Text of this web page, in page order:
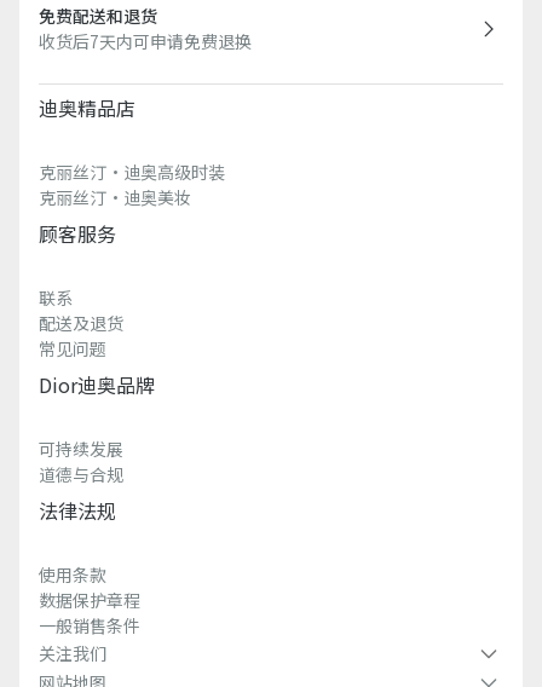
免费配送和退货
收货后7天内可申请免费退换
迪奥精品店
克丽丝汀·迪奥高级时装
克丽丝汀·迪奥美妆
顾客服务
联系
配送及退货
常见问题
Dior迪奥品牌
可持续发展
道德与合规
法律法规
使用条款
数据保护章程
一般销售条件
关注我们
网站地图